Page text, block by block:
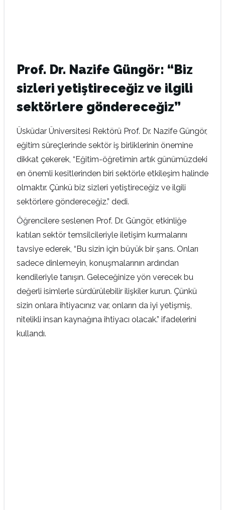
Prof. Dr. Nazife Güngör: “Biz
sizleri yetiştireceğiz ve ilgili
sektörlere göndereceğiz”
Üsküdar Üniversitesi Rektörü Prof. Dr. Nazife Güngör,
eğitim süreçlerinde sektör iş birliklerinin önemine
dikkat çekerek, “Eğitim-öğretimin artık günümüzdeki
en önemli kesitlerinden biri sektörle etkileşim halinde
olmaktır. Çünkü biz sizleri yetiştireceğiz ve ilgili
sektörlere göndereceğiz.” dedi.
Öğrencilere seslenen Prof. Dr. Güngör, etkinliğe
katılan sektör temsilcileriyle iletişim kurmalarını
tavsiye ederek, “Bu sizin için büyük bir şans. Onları
sadece dinlemeyin, konuşmalarının ardından
kendileriyle tanışın. Geleceğinize yön verecek bu
değerli isimlerle sürdürülebilir ilişkiler kurun. Çünkü
sizin onlara ihtiyacınız var, onların da iyi yetişmiş,
nitelikli insan kaynağına ihtiyacı olacak.” ifadelerini
kullandı.